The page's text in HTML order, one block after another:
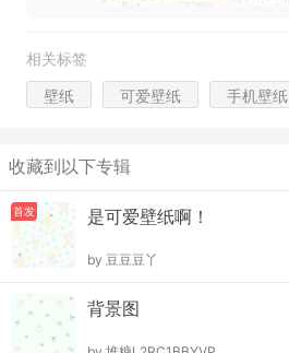
相关标签
壁纸 可爱壁纸 手机壁纸
收藏到以下专辑
首发 是可爱壁纸啊！
by 豆豆豆丫
背景图